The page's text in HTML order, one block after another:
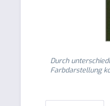
Durch
Farbdarstellung